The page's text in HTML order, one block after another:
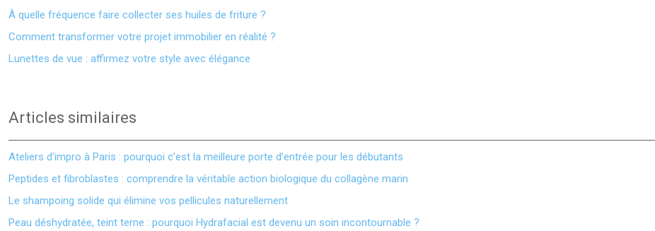
À quelle fréquence faire collecter ses huiles de friture ?
Comment transformer votre projet immobilier en réalité ?
Lunettes de vue : affirmez votre style avec élégance
Articles similaires
Ateliers d’impro à Paris : pourquoi c’est la meilleure porte d’entrée pour les débutants
Peptides et fibroblastes : comprendre la véritable action biologique du collagène marin
Le shampoing solide qui élimine vos pellicules naturellement
Peau déshydratée, teint terne : pourquoi Hydrafacial est devenu un soin incontournable ?